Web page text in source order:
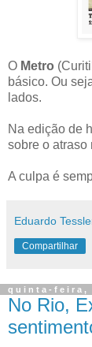
O Metro
básico. Ou
lados.
Na edição de
sobre o atraso
A culpa é
Eduardo
Compartilhar
quinta-feira,
No Rio,